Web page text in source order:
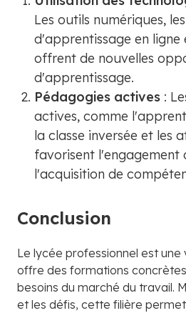
Les outils numériques,
d'apprentissage en ligne
offrent de nouvelles
d'apprentissage.
Pédagogies actives :
actives, comme
la classe inversée et les
favorisent l'engagement
l'acquisition de
Conclusion
Le lycée professionnel est une
offre des formations
besoins du marché du travail.
et les défis, cette filière